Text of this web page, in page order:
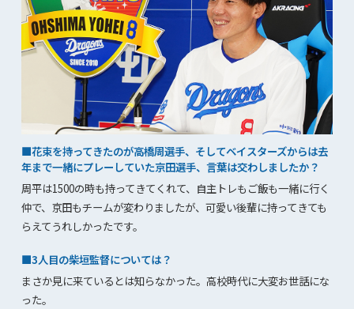
■花束を持ってきたのが高橋周選手、そしてベイスターズからは去
年まで一緒にプレーしていた京田選手、言葉は交わしましたか？
周平は1500の時も持ってきてくれて、自主トレもご飯も一緒に行く
仲で、京田もチームが変わりましたが、可愛い後輩に持ってきても
らえてうれしかったです。
■3人目の柴垣監督については？
まさか見に来ているとは知らなかった。高校時代に大変お世話にな
った。